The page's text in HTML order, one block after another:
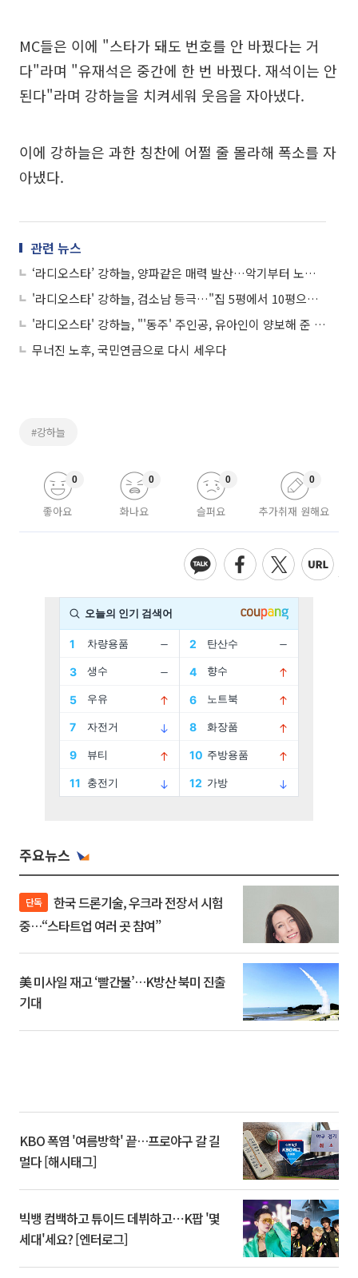
MC들은 이에 "스타가 돼도 번호를 안 바꿨다는 거
다"라며 "유재석은 중간에 한 번 바꿨다. 재석이는 안
된다"라며 강하늘을 치켜세워 웃음을 자아냈다.
이에 강하늘은 과한 칭찬에 어쩔 줄 몰라해 폭소를 자
아냈다.
관련 뉴스
‘라디오스타’ 강하늘, 양파같은 매력 발산…악기부터 노래‧춤까지 “못하는 게 뭐야?”
'라디오스타' 강하늘, 검소남 등극…"집 5평에서 10평으로, 차는 소형차"
'라디오스타' 강하늘, "'동주' 주인공, 유아인이 양보해 준 것"
무너진 노후, 국민연금으로 다시 세우다
#강하늘
좋아요
0
화나요
0
슬퍼요
0
추가취재 원해요
0
주요뉴스
단독
중…“스타트업 여러 곳 참여”
美 미사일 재고 ‘빨간불’…K방산 북미 진출
기대
KBO 폭염 '여름방학' 끝…프로야구 갈 길
멀다 [해시태그]
빅뱅 컴백하고 튜이드 데뷔하고⋯K팝 '몇
세대'세요? [엔터로그]